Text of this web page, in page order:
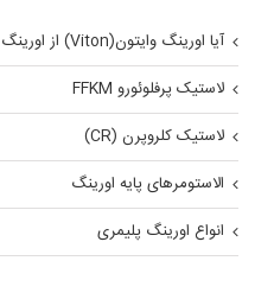
آیا اورینگ وایتون(Viton) از اورینگ ان بی آر(NBR) بهتر است؟
لاستیک پرفلوئورو FFKM
لاستیک کلروپرن (CR)
الاستومرهای پایه اورینگ
انواع اورینگ پلیمری